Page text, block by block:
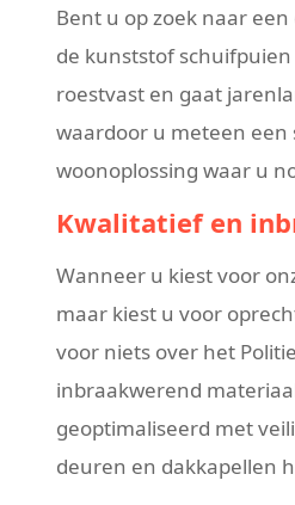
Bent u op zoek naar
de kunststof
roestvast en gaat
waardoor u meteen
woonoplossing waar u
Kwalitatief en
Wanneer u kiest voor
maar kiest u voor
voor niets over het
inbraakwerend
geoptimaliseerd met
deuren en dakkapellen